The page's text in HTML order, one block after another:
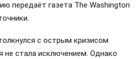
передаёт газета The Washington
с острым кризисом
не стала исключением. Однако